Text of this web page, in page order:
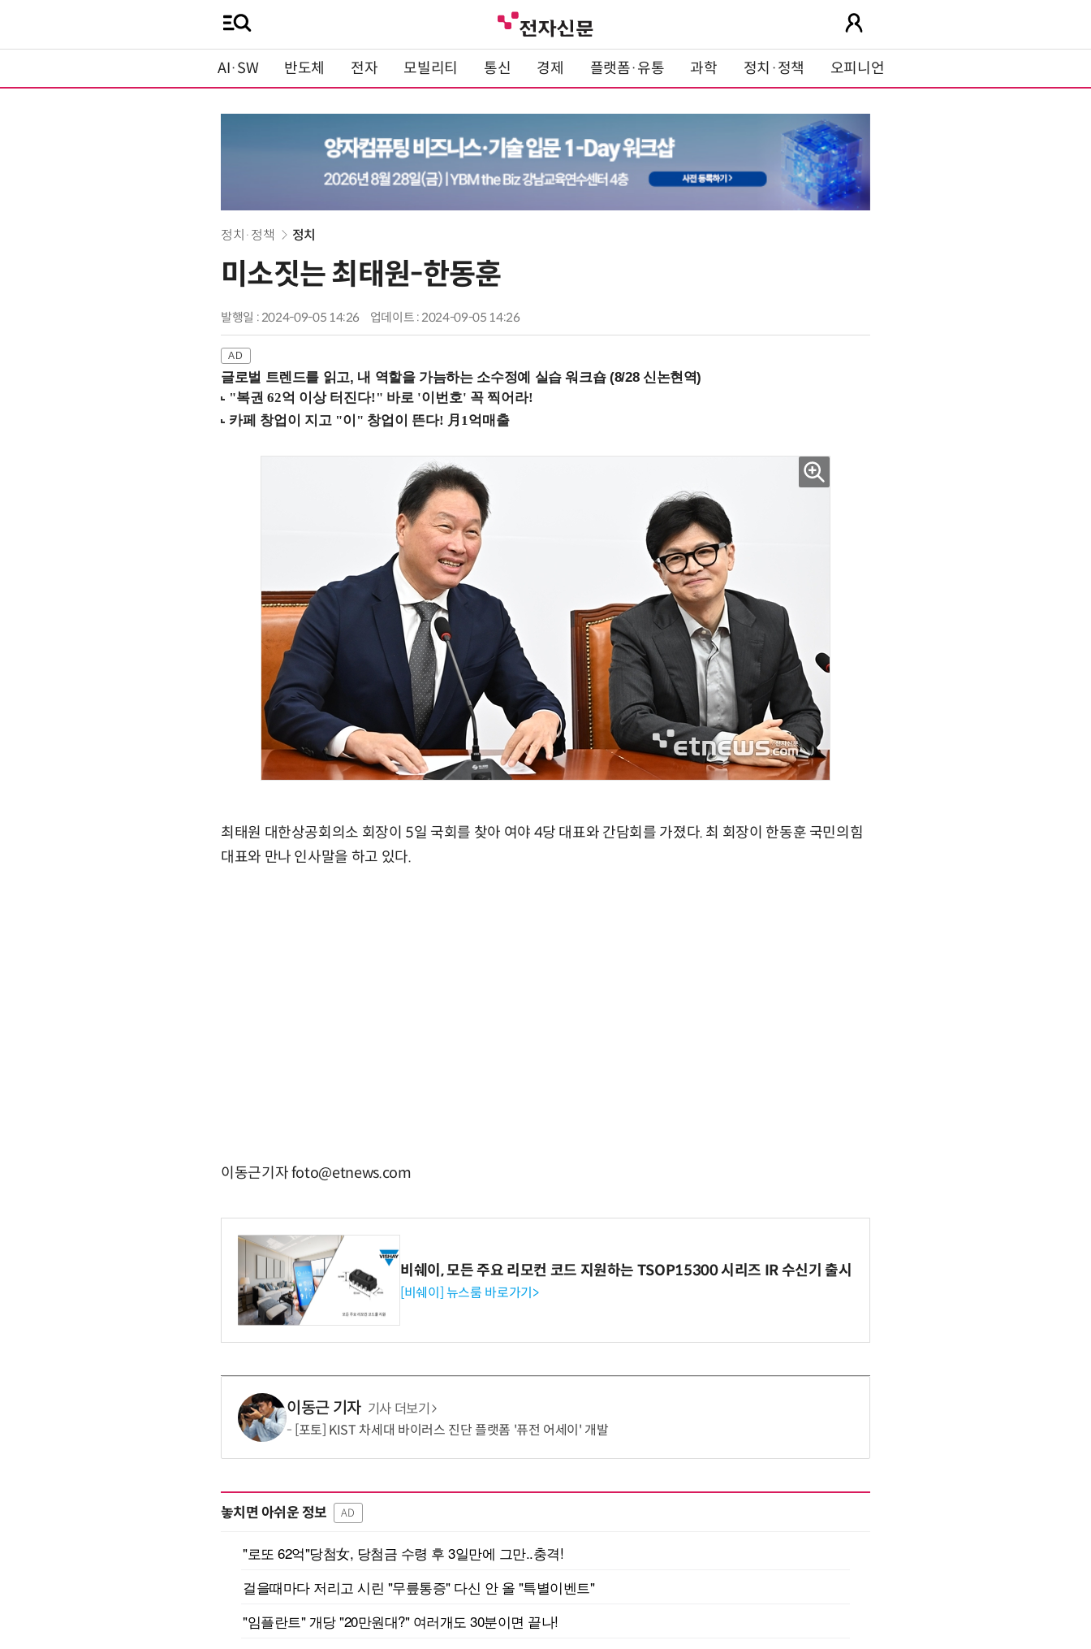
AI·SW 반도체 전자 모빌리티 통신 경제 플랫폼·유통 과학 정치·정책 오피니언
정치·정책 정치
미소짓는 최태원-한동훈
발행일 : 2024-09-05 14:26 업데이트 : 2024-09-05 14:26
글로벌 트렌드를 읽고, 내 역할을 가늠하는 소수정예 실습 워크숍 (8/28 신논현역)
최태원 대한상공회의소 회장이 5일 국회를 찾아 여야 4당 대표와 간담회를 가졌다. 최 회장이 한동훈 국민의힘
대표와 만나 인사말을 하고 있다.
이동근기자 foto@etnews.com
비쉐이, 모든 주요 리모컨 코드 지원하는 TSOP15300 시리즈 IR 수신기 출시
[비쉐이] 뉴스룸 바로가기>
이동근 기자 기사 더보기
[포토] KIST 차세대 바이러스 진단 플랫폼 '퓨전 어세이' 개발
놓치면 아쉬운 정보 AD